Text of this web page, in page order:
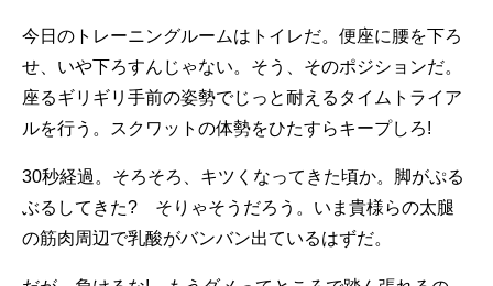
今日のトレーニングルームはトイレだ。便座に腰を下ろ
せ、いや下ろすんじゃない。そう、そのポジションだ。
座るギリギリ手前の姿勢でじっと耐えるタイムトライア
ルを行う。スクワットの体勢をひたすらキープしろ!
30秒経過。そろそろ、キツくなってきた頃か。脚がぷる
ぶるしてきた? そりゃそうだろう。いま貴様らの太腿
の筋肉周辺で乳酸がバンバン出ているはずだ。